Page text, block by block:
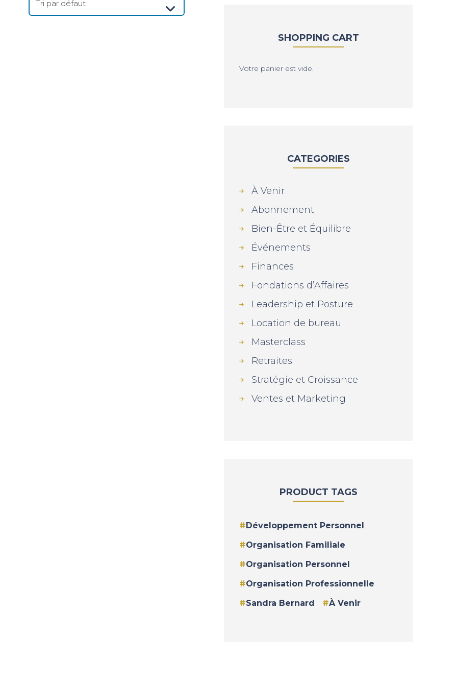
SHOPPING CART
Votre panier est vide.
CATEGORIES
À Venir
Abonnement
Bien-Être et Équilibre
Événements
Finances
Fondations d’Affaires
Leadership et Posture
Location de bureau
Masterclass
Retraites
Stratégie et Croissance
Ventes et Marketing
PRODUCT TAGS
Développement Personnel
Organisation Familiale
Organisation Personnel
Organisation Professionnelle
Sandra Bernard
À Venir